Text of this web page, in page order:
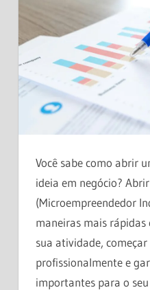
Você sabe como abrir
ideia em negócio?
(Microempreendedor
maneiras mais rápidas
sua atividade, começar
profissionalmente e
importantes para o